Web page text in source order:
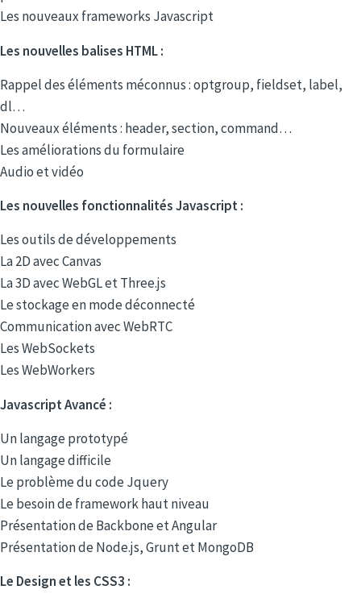
Les nouveaux frameworks Javascript
Les nouvelles balises HTML :
Rappel des éléments méconnus : optgroup, fieldset, label,
dl…
Nouveaux éléments : header, section, command…
Les améliorations du formulaire
Audio et vidéo
Les nouvelles fonctionnalités Javascript :
Les outils de développements
La 2D avec Canvas
La 3D avec WebGL et Three.js
Le stockage en mode déconnecté
Communication avec WebRTC
Les WebSockets
Les WebWorkers
Javascript Avancé :
Un langage prototypé
Un langage difficile
Le problème du code Jquery
Le besoin de framework haut niveau
Présentation de Backbone et Angular
Présentation de Node.js, Grunt et MongoDB
Le Design et les CSS3 :